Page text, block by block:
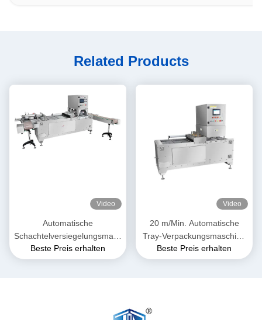
Related Products
Video
Automatische
Schachtelversiegelungsmasc
hine für
Frischfleischverpackungen
Beste Preis erhalten
Video
20 m/Min. Automatische
Tray-Verpackungsmaschine
für frisches Fleisch und Käse
Beste Preis erhalten